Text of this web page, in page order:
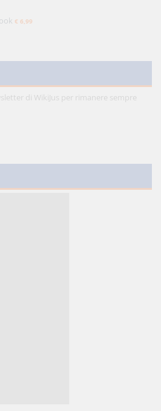
€ 6,99
di WikiJus per rimanere sempre